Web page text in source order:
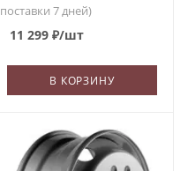
поставки 7 дней)
11 299₽/шт
В КОРЗИНУ